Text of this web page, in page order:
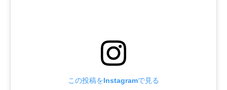
この投稿をInstagramで見る